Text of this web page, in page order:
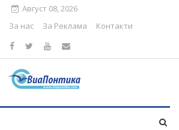
Август 08, 2026
За нас За Реклама Контакти